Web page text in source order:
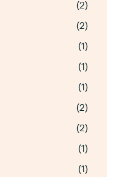
(2)
(2)
(1)
(1)
(1)
(2)
(2)
(1)
(1)